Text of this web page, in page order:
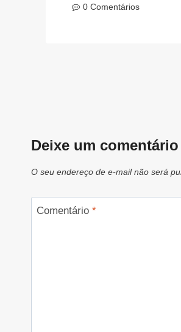
0 Comentários
Deixe um comentário
O seu endereço de e-mail não será
Comentário *